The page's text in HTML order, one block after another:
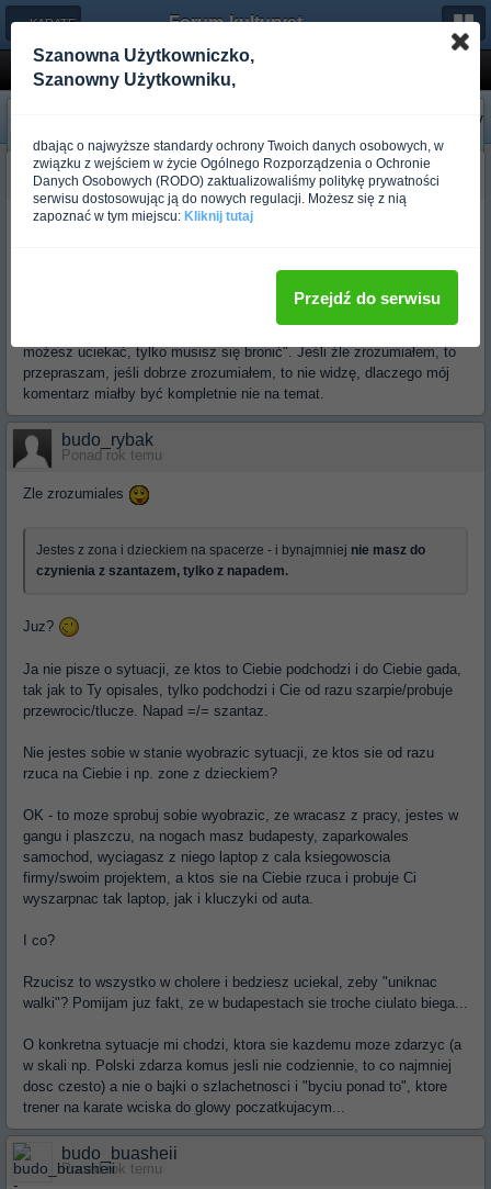
← KARATE Forum-kulturystyka.pl
Trening Kata-ok. tylko po co????
Poprzedni
Następny
»
budo_pwl
Ponad rok temu
Napisałeś dwa zdania, które ja (i chyba nie tylko ja) zrozumiałem jako
możesz uciekać, tylko musisz się bronić". Jeśli źle zrozumiałem, to
przepraszam, jeśli dobrze zrozumiałem, to nie widzę, dlaczego mój
komentarz miałby być kompletnie nie na temat.
budo_rybak
Ponad rok temu
Zle zrozumiales
Jestes z zona i dzieckiem na spacerze - i bynajmniej nie masz do
czynienia z szantazem, tylko z napadem.
Juz?
Ja nie pisze o sytuacji, ze ktos to Ciebie podchodzi i do Ciebie gada,
tak jak to Ty opisales, tylko podchodzi i Cie od razu szarpie/probuje
przewrocic/tlucze. Napad =/= szantaz.
Nie jestes sobie w stanie wyobrazic sytuacji, ze ktos sie od razu
rzuca na Ciebie i np. zone z dzieckiem?
OK - to moze sprobuj sobie wyobrazic, ze wracasz z pracy, jestes w
gangu i plaszczu, na nogach masz budapesty, zaparkowales
samochod, wyciagasz z niego laptop z cala ksiegowoscia
firmy/swoim projektem, a ktos sie na Ciebie rzuca i probuje Ci
wyszarpnac tak laptop, jak i kluczyki od auta.
I co?
Rzucisz to wszystko w cholere i bedziesz uciekal, zeby "uniknac
walki"? Pomijam juz fakt, ze w budapestach sie troche ciulato biega...
O konkretna sytuacje mi chodzi, ktora sie kazdemu moze zdarzyc (a
w skali np. Polski zdarza komus jesli nie codziennie, to co najmniej
dosc czesto) a nie o bajki o szlachetnosci i "byciu ponad to", ktore
trener na karate wciska do glowy poczatkujacym...
budo_buasheii
Ponad rok temu
Szanowna Użytkowniczko,
Szanowny Użytkowniku,
dbając o najwyższe standardy ochrony Twoich danych osobowych, w
związku z wejściem w życie Ogólnego Rozporządzenia o Ochronie
Danych Osobowych (RODO) zaktualizowaliśmy politykę prywatności
serwisu dostosowując ją do nowych regulacji. Możesz się z nią
zapoznać w tym miejscu: Kliknij tutaj
Przejdź do serwisu